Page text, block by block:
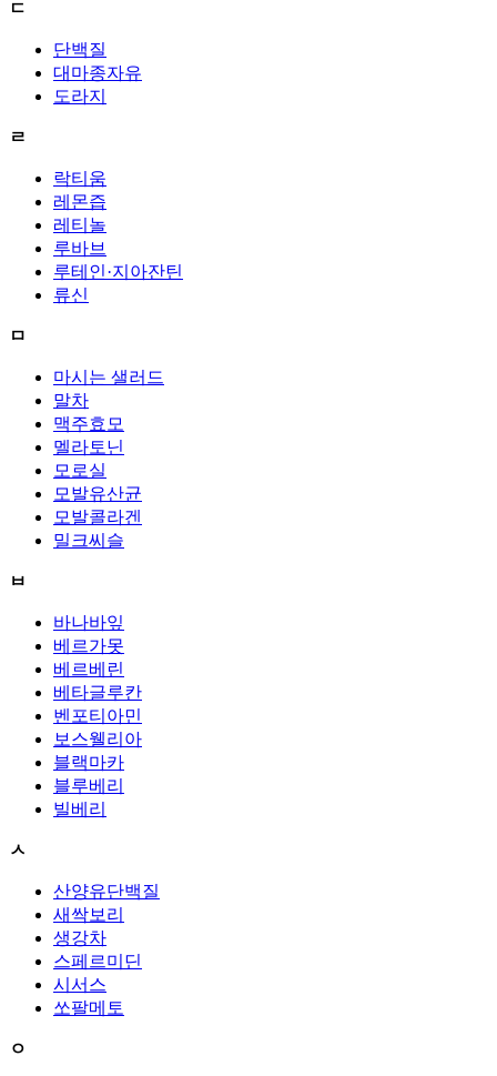
ㄷ
단백질
대마종자유
도라지
ㄹ
락티움
레몬즙
레티놀
루바브
루테인·지아잔틴
류신
ㅁ
마시는 샐러드
말차
맥주효모
멜라토닌
모로실
모발유산균
모발콜라겐
밀크씨슬
ㅂ
바나바잎
베르가못
베르베린
베타글루칸
벤포티아민
보스웰리아
블랙마카
블루베리
빌베리
ㅅ
산양유단백질
새싹보리
생강차
스페르미딘
시서스
쏘팔메토
ㅇ